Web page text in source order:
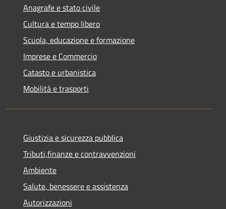
Anagrafe e stato civile
Cultura e tempo libero
Scuola, educazione e formazione
Imprese e Commercio
Catasto e urbanistica
Mobilità e trasporti
Giustizia e sicurezza pubblica
Tributi,finanze e contravvenzioni
Ambiente
Salute, benessere e assistenza
Autorizzazioni